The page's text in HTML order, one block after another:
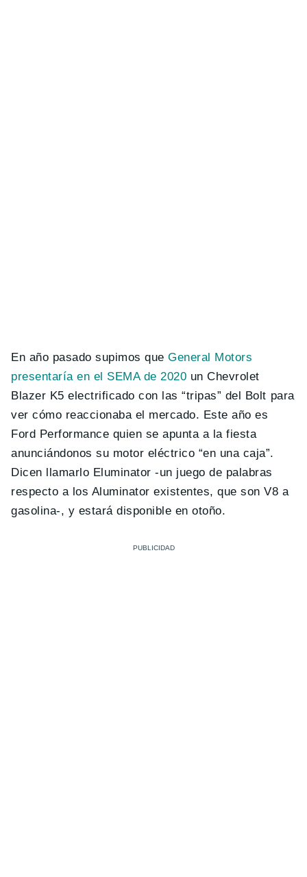
En año pasado supimos queGeneral Motors
presentaría en el SEMA de 2020 un Chevrolet
Blazer K5 electrificado con las “tripas” del Bolt para
ver cómo reaccionaba el mercado. Este año es
Ford Performance quien se apunta a la fiesta
anunciándonos su motor eléctrico “en una caja”.
Dicen llamarlo Eluminator -un juego de palabras
respecto a los Aluminator existentes, que son V8 a
gasolina-, y estará disponible en otoño.